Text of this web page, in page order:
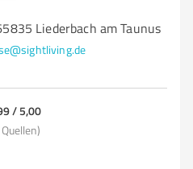
Liederbach am Taunus
/ 5,00